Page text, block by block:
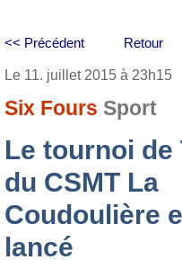
Retour
<< Précédent
Le 11. juillet 2015 à 23h15
Six Fours Sport
Le tournoi de
du CSMT La
Coudoulière
lancé